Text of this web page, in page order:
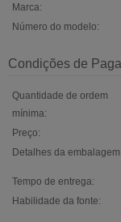
Marca:
Número do modelo:
Condições de
Quantidade de ordem
mínima:
Preço:
Detalhes da embalagem:
Tempo de entrega:
Habilidade da fonte: